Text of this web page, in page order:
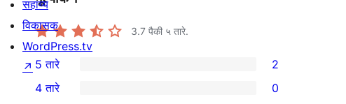
3.7 पैकी ५ तारे.
2
5-
5 तारे 2
4 तारे 0
सहाय्य
विकासक
WordPress.tv
↗